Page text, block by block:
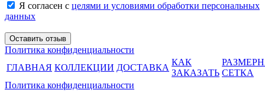
Я согласен с целями и условиями обработки персональных
данных
Политика конфиденциальности
ГЛАВНАЯ КОЛЛЕКЦИИ ДОСТАВКА
КАК
ЗАКАЗАТЬ СЕТКА
Политика конфиденциальности